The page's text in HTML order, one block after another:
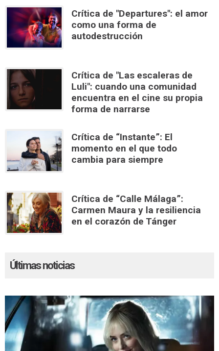
Crítica de "Departures": el amor
como una forma de
autodestrucción
Crítica de "Las escaleras de
Luli": cuando una comunidad
encuentra en el cine su propia
forma de narrarse
Crítica de “Instante”: El
momento en el que todo
cambia para siempre
Crítica de “Calle Málaga”:
Carmen Maura y la resiliencia
en el corazón de Tánger
Últimas noticias